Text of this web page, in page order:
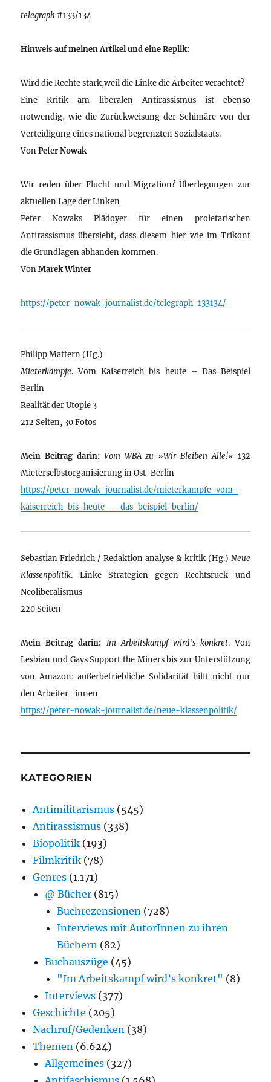
telegraph #133/134
Hinweis auf meinen Artikel und eine Replik:
Wird die Rechte stark,weil die Linke die Arbeiter verachtet?
Eine Kritik am liberalen Antirassismus ist ebenso
notwendig, wie die Zurückweisung der Schimäre von der
Verteidigung eines national begrenzten Sozialstaats.
VonPeter Nowak
Wir reden über Flucht und Migration? Überlegungen zur
aktuellen Lage der Linken
Peter Nowaks Plädoyer für einen proletarischen
Antirassismus übersieht, dass diesem hier wie im Trikont
die Grundlagen abhanden kommen.
VonMarek Winter
https://peter-nowak-journalist.de/telegraph-133134/
Philipp Mattern (Hg.)
Mieterkämpfe. Vom Kaiserreich bis heute – Das Beispiel
Berlin
Realität der Utopie 3
212 Seiten, 30 Fotos
Mein Beitrag darin: Vom WBA zu »Wir Bleiben Alle!« 132
Mieterselbstorganisierung in Ost-Berlin
https://peter-nowak-journalist.de/mieterkampfe-vom-
kaiserreich-bis-heute-–-das-beispiel-berlin/
Sebastian Friedrich / Redaktion analyse & kritik (Hg.) Neue
Klassenpolitik. Linke Strategien gegen Rechtsruck und
Neoliberalismus
220 Seiten
Mein Beitrag darin: Im Arbeitskampf wird’s konkret. Von
Lesbian und Gays Support the Miners bis zur Unterstützung
von Amazon: außerbetriebliche Solidarität hilft nicht nur
den Arbeiter_innen
https://peter-nowak-journalist.de/neue-klassenpolitik/
KATEGORIEN
Antimilitarismus (545)
Antirassismus (338)
Biopolitik (193)
Filmkritik (78)
Genres (1.171)
@ Bücher (815)
Buchrezensionen (728)
Interviews mit AutorInnen zu ihren
Büchern (82)
Buchauszüge (45)
"Im Arbeitskampf wird’s konkret" (8)
Interviews (377)
Geschichte (205)
Nachruf/Gedenken (38)
Themen (6.624)
Allgemeines (327)